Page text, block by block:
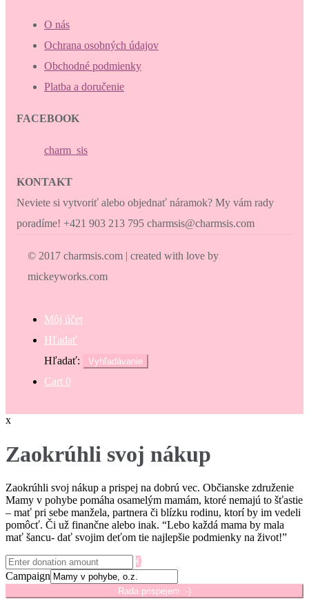
O nás
Ochrana osobných údajov
Obchodné podmienky
Platba a doručenie
FACEBOOK
charm_sis
KONTAKT
Neviete si vytvoriť alebo objednať náramok? My vám rady
poradíme! +421 903 213 795 charmsis@charmsis.com
© 2017 charmsis.com | created with love by
mickeyworks.com
Môj účet
Hľadať
Hľadať:
Vyhľadávanie
Cart 0
x
Zaokrúhli svoj nákup
Zaokrúhli svoj nákup a prispej na dobrú vec. Občianske združenie
Mamy v pohybe pomáha osamelým mamám, ktoré nemajú to šťastie
– mať pri sebe manžela, partnera či blízku rodinu, ktorí by im vedeli
pomôcť. Či už finančne alebo inak. “Lebo každá mama by mala
mať šancu- dať svojim deťom tie najlepšie podmienky na život!”
€
Campaign
Rada prispejem :-)